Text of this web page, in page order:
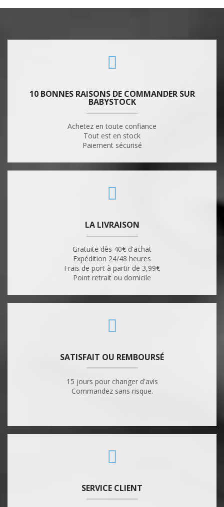
10 BONNES RAISONS DE COMMANDER SUR
BABYSTOCK
Achetez en toute confiance
Tout est en stock
Paiement sécurisé
LA LIVRAISON
Gratuite dès 40€ d'achat
Expédition 24/48 heures
Frais de port à partir de 3,99€
Point retrait ou domicile
SATISFAIT OU REMBOURSÉ
15 jours pour changer d'avis
Commandez sans risque.
SERVICE CLIENT